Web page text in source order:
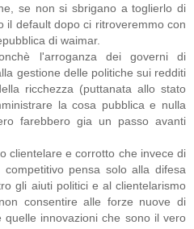
se non si sbrigano a toglierlo di
il default dopo ci ritroveremmo con
di waimar.
l'arroganza dei governi di
gestione delle politiche sui redditi
ricchezza (puttanata allo stato
la cosa pubblica e nulla
farebbero gia un passo avanti
clientelare e corrotto che invece di
pensa solo alla difesa
gli aiuti politici e al clientelarismo
consentire alle forze nuove di
innovazioni che sono il vero